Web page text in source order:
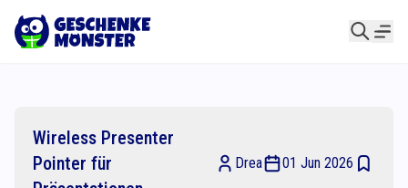
Wireless Presenter
Pointer für
Drea 01 Jun 2026